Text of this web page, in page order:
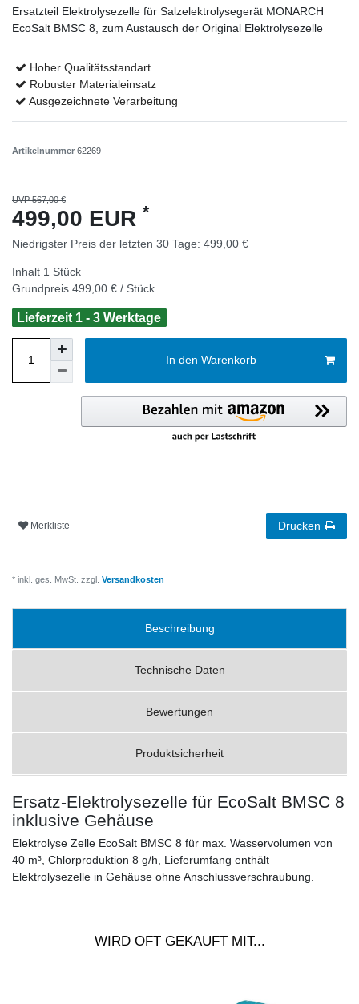
Ersatzteil Elektrolysezelle für Salzelektrolysegerät MONARCH
EcoSalt BMSC 8, zum Austausch der Original Elektrolysezelle
Hoher Qualitätsstandart
Robuster Materialeinsatz
Ausgezeichnete Verarbeitung
Artikelnummer 62269
UVP 567,00 €
499,00 EUR *
Niedrigster Preis der letzten 30 Tage: 499,00 €
Inhalt 1 Stück
Grundpreis 499,00 € / Stück
Lieferzeit 1 - 3 Werktage
In den Warenkorb
Merkliste Drucken
* inkl. ges. MwSt. zzgl. Versandkosten
Beschreibung
Technische Daten
Bewertungen
Produktsicherheit
Ersatz-Elektrolysezelle für EcoSalt BMSC 8
inklusive Gehäuse
Elektrolyse Zelle EcoSalt BMSC 8 für max. Wasservolumen von
40 m³, Chlorproduktion 8 g/h, Lieferumfang enthält
Elektrolysezelle in Gehäuse ohne Anschlussverschraubung.
WIRD OFT GEKAUFT MIT...